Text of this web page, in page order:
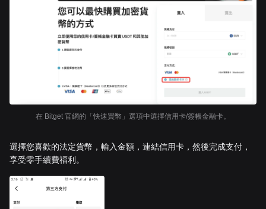
在 Bitget 官網的「快速買幣」選項中選擇信用卡/簽帳金融卡。
選擇您喜歡的法定貨幣，輸入金額，連結信用卡，然後完成支付，
享受零手續費福利。